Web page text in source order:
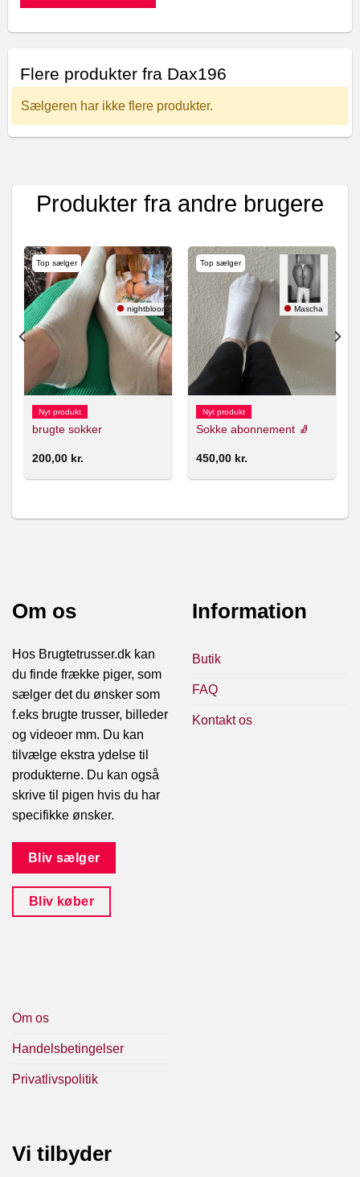
Flere produkter fra Dax196
Sælgeren har ikke flere produkter.
Produkter fra andre brugere
Top sælger
nightbloom 🇸🇪
Nyt produkt
brugte sokker
200,00 kr.
Top sælger
Mascha
Nyt produkt
Sokke abonnement 🧦
450,00 kr.
Om os
Hos Brugtetrusser.dk kan
du finde frække piger, som
sælger det du ønsker som
f.eks brugte trusser, billeder
og videoer mm. Du kan
tilvælge ekstra ydelse til
produkterne. Du kan også
skrive til pigen hvis du har
specifikke ønsker.
Bliv sælger
Bliv køber
Information
Butik
FAQ
Kontakt os
Om os
Handelsbetingelser
Privatlivspolitik
Vi tilbyder